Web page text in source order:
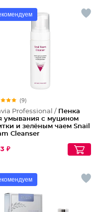
(9)
Professional / Пенка
умывания с муцином
и зелёным чаем Snail
Cleanser
₽